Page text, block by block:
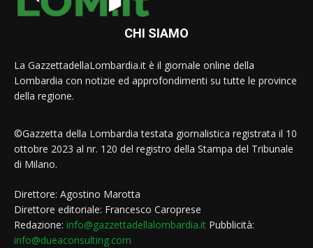
CHI SIAMO
La GazzettadellaLombardia.it è il giornale online della
Lombardia con notizie ed approfondimenti su tutte le province
della regione.
©Gazzetta della Lombardia testata giornalistica registrata il 10
ottobre 2023 al nr. 120 del registro della Stampa del Tribunale
di Milano.
Direttore: Agostino Marotta
Direttore editoriale: Francesco Caroprese
Redazione: info@gazzettadellalombardia.it Pubblicità:
info@dueaconsulting.com